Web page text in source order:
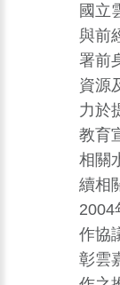
國立
與前
署前
資源
力於
教育
相關
續相
2004
作協
彰雲